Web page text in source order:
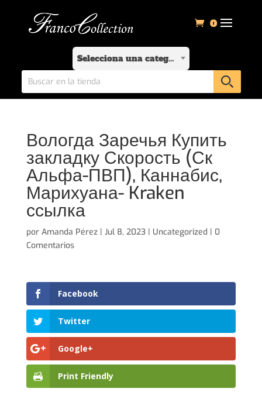
0
Selecciona una categoría
Вологда Заречья Купить
закладку Скорость (Ск
Альфа-ПВП), Каннабис,
Марихуана- Kraken
ссылка
por Amanda Pérez| Jul 8, 2023| Uncategorized | 0
Comentarios
Facebook
Twitter
Google+
Print Friendly